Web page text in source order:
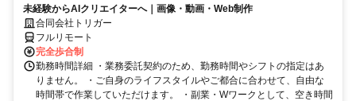
未経験からAIクリエイターへ｜画像・動画・Web制作
合同会社トリガー
フルリモート
完全歩合制
勤務時間詳細 ・業務委託契約のため、勤務時間やシフトの指定はあ
りません。 ・ご自身のライフスタイルやご都合に合わせて、自由な
時間帯で作業していただけます。 ・副業・Wワークとして、空き時間